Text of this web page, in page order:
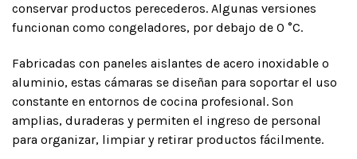
conservar productos perecederos. Algunas versiones
funcionan como congeladores, por debajo de 0 °C.
Fabricadas con paneles aislantes de acero inoxidable o
aluminio, estas cámaras se diseñan para soportar el uso
constante en entornos de cocina profesional. Son
amplias, duraderas y permiten el ingreso de personal
para organizar, limpiar y retirar productos fácilmente.